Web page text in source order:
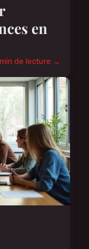
en
min de lecture →